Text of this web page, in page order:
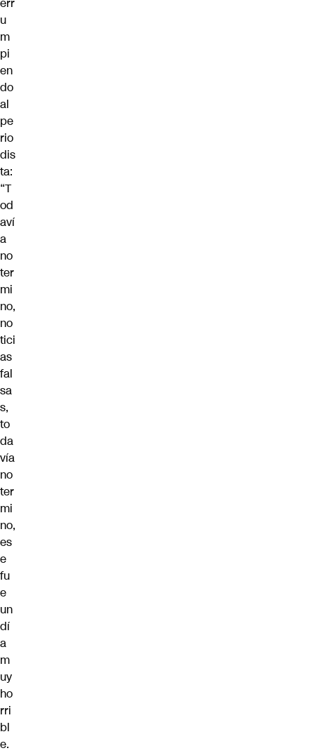
u
m
pi
en
do
al
pe
rio
dis
ta:
“T
od
aví
a
no
ter
mi
no,
no
tici
as
fal
sa
s,
to
da
vía
no
ter
mi
no,
es
e
fu
e
un
dí
a
m
uy
ho
rri
bl
e.